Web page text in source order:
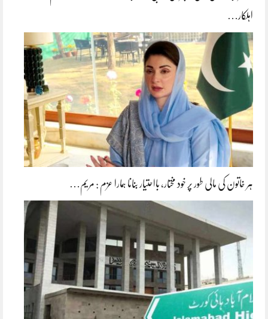
اہلکار…
ہر خاتون کی مالی طور پر خود مختار، بااحتیار بنانا ہمارا عزم : مریم…